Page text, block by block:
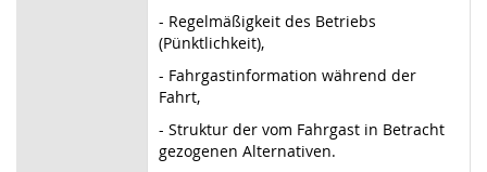
- Regelmäßigkeit des Betriebs
(Pünktlichkeit),
- Fahrgastinformation während der
Fahrt,
- Struktur der vom Fahrgast in Betracht
gezogenen Alternativen.